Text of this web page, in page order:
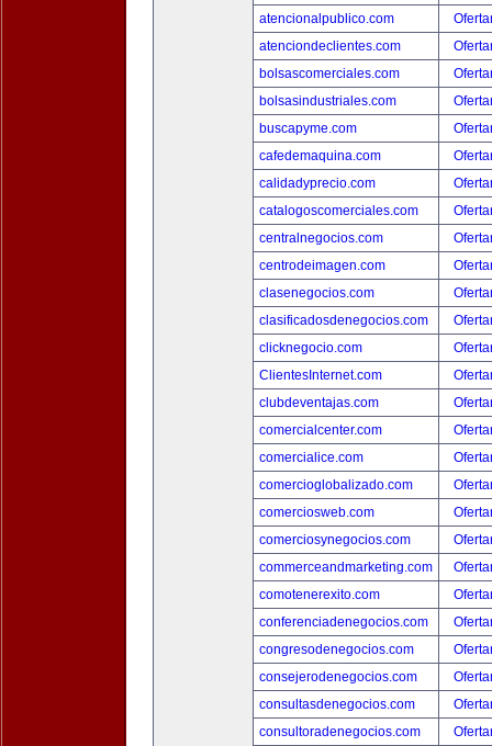
atencionalpublico.com
atenciondeclientes.com
bolsascomerciales.com
bolsasindustriales.com
buscapyme.com
cafedemaquina.com
calidadyprecio.com
catalogoscomerciales.com
centralnegocios.com
centrodeimagen.com
clasenegocios.com
clasificadosdenegocios.com
clicknegocio.com
ClientesInternet.com
clubdeventajas.com
comercialcenter.com
comercialice.com
comercioglobalizado.com
comerciosweb.com
comerciosynegocios.com
commerceandmarketing.com
comotenerexito.com
conferenciadenegocios.com
congresodenegocios.com
consejerodenegocios.com
consultasdenegocios.com
consultoradenegocios.com